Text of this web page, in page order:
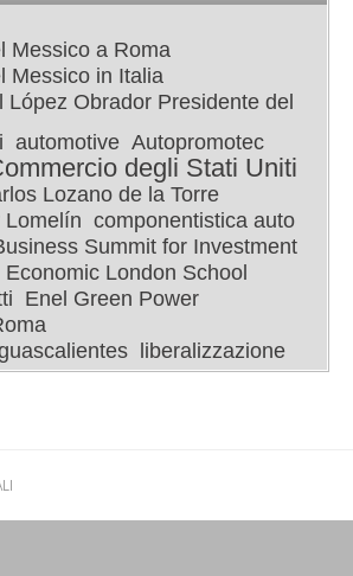
Messico a Roma
Messico in Italia
López Obrador Presidente del
automotive Autopromotec
degli Stati Uniti
Lozano de la Torre
Lomelín componentistica auto
Summit for Investment
Economic London School
Enel Green Power
liberalizzazione